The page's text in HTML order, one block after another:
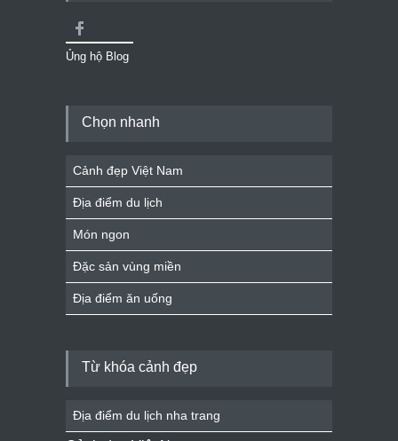
Ủng hộ Blog
Chọn nhanh
Cảnh đẹp Việt Nam
Địa điểm du lịch
Món ngon
Đặc sản vùng miền
Địa điểm ăn uống
Từ khóa cảnh đẹp
Địa điểm du lịch nha trang